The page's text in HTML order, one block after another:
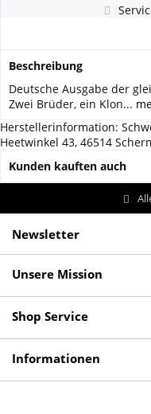
Beschreibung
Deutsche Ausgabe der
Zwei Brüder, ein Klon...
Herstellerinformation:
Heetwinkel 43, 46514
Kunden kauften auch
Newsletter
Unsere Mission
Shop Service
Informationen